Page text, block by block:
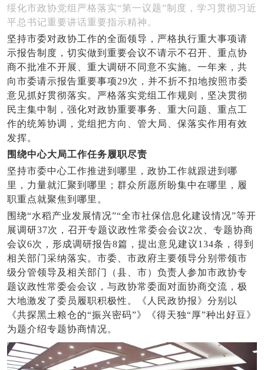
绥化市政协党组严格落实“第一议题”制度，学习贯彻习近
平总书记重要讲话重要指示精神。
坚持市委对政协工作的全面领导，严格执行重大事项请
示报告制度，切实做到重要会议不请示不召开、重点协
商不批准不开展、重大调研不同意不实施。一年来，共
向市委请示报告重要事项29次，并不折不扣地按照市委
意见抓好贯彻落实。严格落实党组工作规则，坚决贯彻
民主集中制，强化对政协重要事务、重大问题、重点工
作的统筹协调，党组把方向、管大局、保落实作用有效
发挥。
围绕中心大局工作任务履职尽责
坚持市委中心工作推进到哪里，政协工作就跟进到哪
里，力量就汇聚到哪里；群众所愿所盼集中在哪里，履
职重点就聚焦到哪里。
围绕“水稻产业发展情况”“全市社保信息化建设情况”等开
展调研37次，召开专题议政性常委会会议2次、专题协商
会议6次，形成调研报告8篇，提出意见建议134条，得到
相关部门采纳落实。市委、市政府主要领导分别带领市
级分管领导及相关部门（县、市）负责人参加市政协专
题议政性常委会会议，与政协常委面对面协商交流，极
大地激发了委员履职积极性。《人民政协报》分别以
《共探黑土粮仓的“振兴密码”》《得天独“厚”种出好豆》
为题介绍专题协商情况。